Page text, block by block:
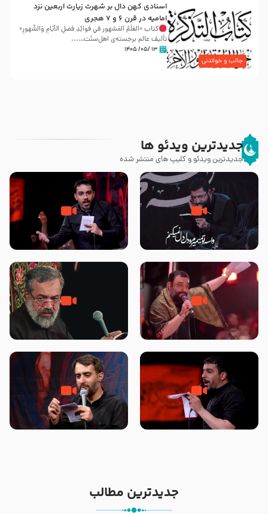
جالب و خواندنی
اسنادی کهن دال بر شهرت زیارت اربعین نزد
امامیه در قرن ۶ و ۷ هجری
کتاب «العَلَمُ المَشهور في فَوائِدِ فَضلِ الأيّامِ وَالشُّهورِ»
تألیف عالم برجسته‌ی اهل‌سنّت…...
۱۳ /۰۵/ ۱۴۰۵
جدیدترین ویدئو ها
جدیدترین ویدئو و کلیپ های منتشر شده
مصداق کربلا – حاج حسین سیب
سرخی
شور ، حسینا! به‌ حق زهرا «أُنْظُرْ
إِلَینا» – عزاداری شب هفتم ماه
جانا جانا ابی عبدالله – کربلایی جواد
مقدم – شب هشتم محرم 1448 –
مادر منم مثل تو خمیدم – حاج
محمود کریمی – شهادت حضرت
هیئت رایة العباس علیه السلام
تک ، عبّاس، صاحب دل‌هاست –
حاج حنیف طاهری – عزاداری شب
من غلام نوکراتم من عاشق کربلاتم
– شور زمینه – شب هفتم – محرم
جدیدترین مطالب